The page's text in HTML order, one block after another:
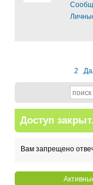
2
Доступ закрыт.
Вам запрещено